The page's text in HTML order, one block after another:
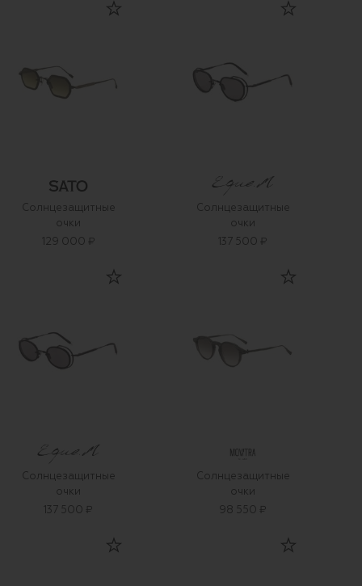
Солнцезащитные
очки
129 000 ₽
Солнцезащитные
очки
137 500 ₽
Солнцезащитные
очки
137 500 ₽
Солнцезащитные
очки
98 550 ₽